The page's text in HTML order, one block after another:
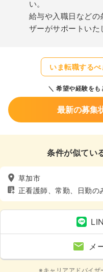
い。
給与や入職日などの
ザーがサポートいた
いま転職する
希望や経験をも
最新の募集
条件が似てい
草加市
正看護師、常勤、日勤の
上
メ
※キャリアアドバイザ